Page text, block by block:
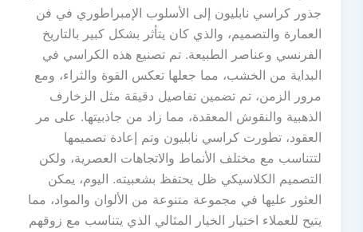
جذور كراسي نابليون إلى الأسلوب الإمبراطوري في فن
العمارة والتصميم، والذي كان يتأثر بشكل كبير بالتاريخ
الفرنسي وعناصر الطبيعة. تم تصنيع هذه الكراسي في
البداية من الخشب، مما جعلها تعكس القوة والثراء، ومع
مرور الزمن، تم تضمين تفاصيل دقيقة مثل الزخارف
الذهبية والنقوش المعقدة، مما زاد من جاذبيتها. على مر
العقود، تطورت كراسي نابليون وتم إعادة تصميمها
لتتناسب مع مختلف الأنماط والاتجاهات العصرية، ولكن
التصميم الكلاسيكي ظل يحتفظ بشعبيته. اليوم، يمكن
العثور عليها في مجموعة متنوعة من الألوان والمواد، مما
يتيح للعملاء اختيار الخيار المثالي الذي يتناسب مع زوقهم